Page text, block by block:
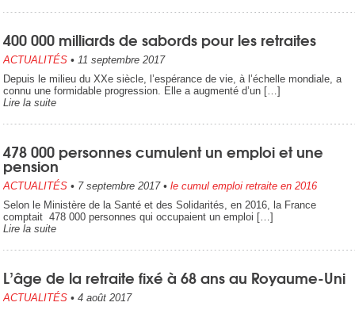
400 000 milliards de sabords pour les retraites
ACTUALITÉS • 11 septembre 2017
Depuis le milieu du XXe siècle, l’espérance de vie, à l’échelle mondiale, a
connu une formidable progression. Elle a augmenté d’un […]
Lire la suite
478 000 personnes cumulent un emploi et une
pension
ACTUALITÉS • 7 septembre 2017• le cumul emploi retraite en 2016
Selon le Ministère de la Santé et des Solidarités, en 2016, la France
comptait 478 000 personnes qui occupaient un emploi […]
Lire la suite
L’âge de la retraite fixé à 68 ans au Royaume-Uni
ACTUALITÉS • 4 août 2017